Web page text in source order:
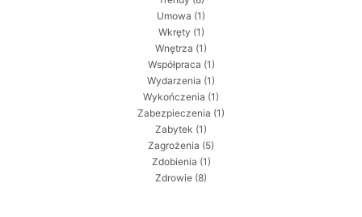
Umowa (1)
Wkręty (1)
Wnętrza (1)
Współpraca (1)
Wydarzenia (1)
Wykończenia (1)
Zabezpieczenia (1)
Zabytek (1)
Zagrożenia (5)
Zdobienia (1)
Zdrowie (8)